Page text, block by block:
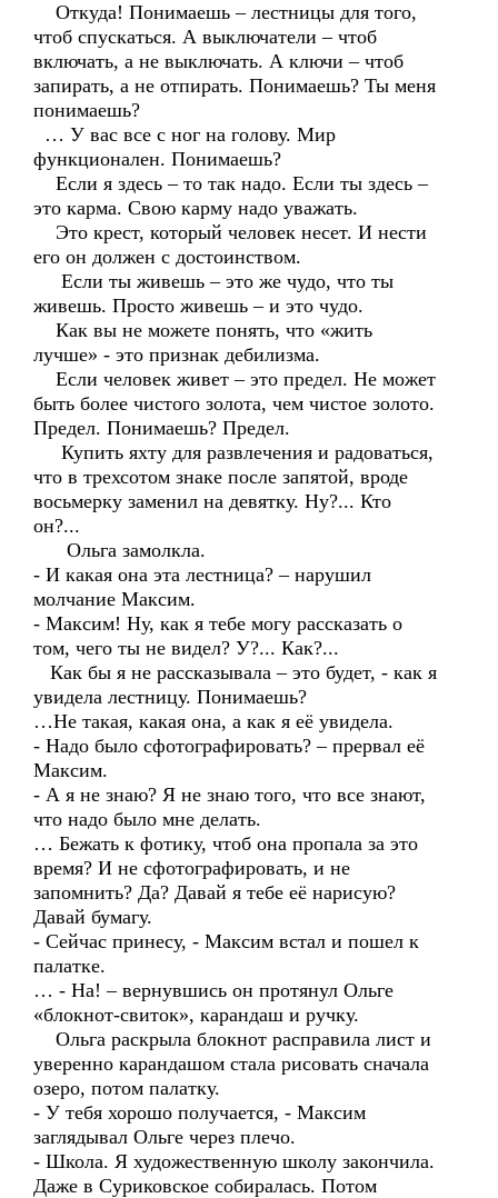
Откуда! Понимаешь – лестницы для того,
чтоб спускаться. А выключатели – чтоб
включать, а не выключать. А ключи – чтоб
запирать, а не отпирать. Понимаешь? Ты меня
понимаешь?
… У вас все с ног на голову. Мир
функционален. Понимаешь?
Если я здесь – то так надо. Если ты здесь –
это карма. Свою карму надо уважать.
Это крест, который человек несет. И нести
его он должен с достоинством.
Если ты живешь – это же чудо, что ты
живешь. Просто живешь – и это чудо.
Как вы не можете понять, что «жить
лучше» - это признак дебилизма.
Если человек живет – это предел. Не может
быть более чистого золота, чем чистое золото.
Предел. Понимаешь? Предел.
Купить яхту для развлечения и радоваться,
что в трехсотом знаке после запятой, вроде
восьмерку заменил на девятку. Ну?... Кто
он?...
Ольга замолкла.
- И какая она эта лестница? – нарушил
молчание Максим.
- Максим! Ну, как я тебе могу рассказать о
том, чего ты не видел? У?... Как?...
Как бы я не рассказывала – это будет, - как я
увидела лестницу. Понимаешь?
…Не такая, какая она, а как я её увидела.
- Надо было сфотографировать? – прервал её
Максим.
- А я не знаю? Я не знаю того, что все знают,
что надо было мне делать.
… Бежать к фотику, чтоб она пропала за это
время? И не сфотографировать, и не
запомнить? Да? Давай я тебе её нарисую?
Давай бумагу.
- Сейчас принесу, - Максим встал и пошел к
палатке.
… - На! – вернувшись он протянул Ольге
«блокнот-свиток», карандаш и ручку.
Ольга раскрыла блокнот расправила лист и
уверенно карандашом стала рисовать сначала
озеро, потом палатку.
- У тебя хорошо получается, - Максим
заглядывал Ольге через плечо.
- Школа. Я художественную школу закончила.
Даже в Суриковское собиралась. Потом